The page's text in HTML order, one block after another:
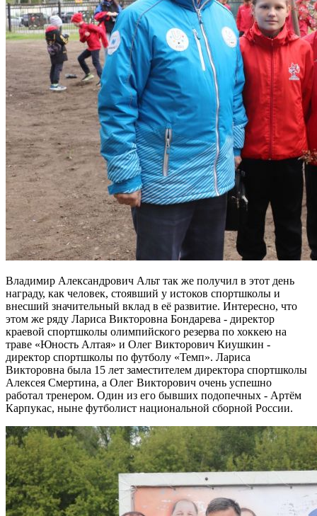
Владимир Александрович Альт так же получил в этот день
награду, как человек, стоявший у истоков спортшколы и
внесший значительный вклад в её развитие. Интересно, что
этом же ряду Лариса Викторовна Бондарева - директор
краевой спортшколы олимпийского резерва по хоккею на
траве «Юность Алтая» и Олег Викторович Киушкин -
директор спортшколы по футболу «Темп». Лариса
Викторовна была 15 лет заместителем директора спортшколы
Алексея Смертина, а Олег Викторович очень успешно
работал тренером. Один из его бывших подопечных - Артём
Карпукас, ныне футболист национальной сборной России.